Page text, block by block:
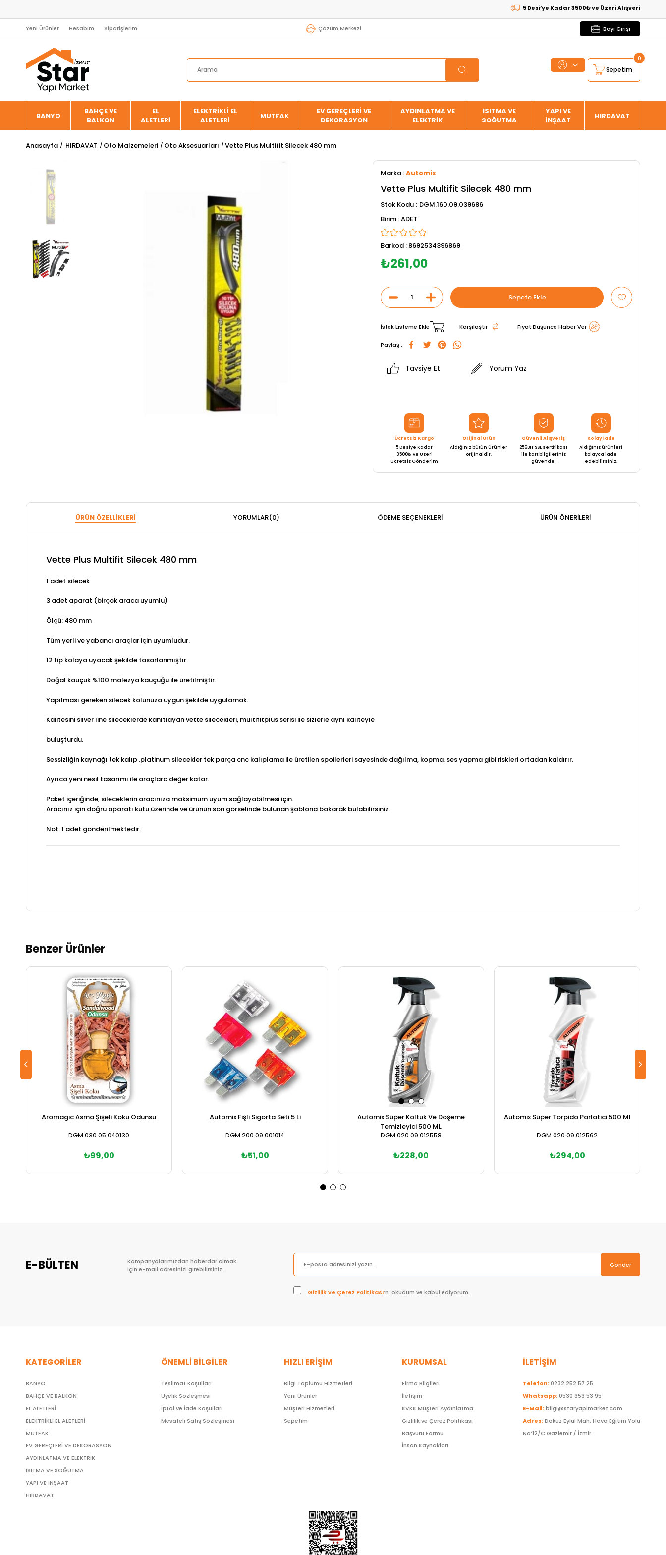
5 Desi’ye Kadar 3500₺ ve Üzeri AlışverişlerdeKARGO
Yeni Ürünler Hesabım Siparişlerim Çözüm Merkezi Bayi Girişi
Sepetim
0
BANYO
BAHÇE VE
BALKON
EL
ALETLERİ
ELEKTRİKLİ EL
ALETLERİ
MUTFAK
EV GEREÇLERİ VE
DEKORASYON
AYDINLATMA VE
ELEKTRİK
ISITMA VE
SOĞUTMA
YAPI VE
İNŞAAT
HIRDAVAT
Anasayfa HIRDAVAT Oto Malzemeleri Oto Aksesuarları Vette Plus Multifit Silecek 480 mm
Marka :Automix
Vette Plus Multifit Silecek 480 mm
Stok Kodu
DGM.160.09.039686
ADET
Barkod : 8692534396869
₺261,00
İstek Listeme Ekle Karşılaştır Fiyat Düşünce Haber Ver
Paylaş :
Tavsiye Et Yorum Yaz
Ücretsiz Kargo
5 Desiye Kadar
3500₺ ve Üzeri
Ücretsiz Gönderim
Orijinal Ürün
Aldığınız bütün ürünler
orijinaldir.
Güvenli Alışveriş
256BIT SSL sertifikası
ile kart bilgileriniz
güvende!
Kolay İade
Aldığınız ürünleri
kolayca iade
edebilirsiniz.
ÜRÜN ÖZELLIKLERI YORUMLAR(0) ÖDEME SEÇENEKLERI ÜRÜN ÖNERILERI
Vette Plus Multifit Silecek 480 mm
1 adet silecek
3 adet aparat (birçok araca uyumlu)
Ölçü: 480 mm
Tüm yerli ve yabancı araçlar için uyumludur.
12 tip kolaya uyacak şekilde tasarlanmıştır.
Doğal kauçuk %100 malezya kauçuğu ile üretilmiştir.
Yapılması gereken silecek kolunuza uygun şekilde uygulamak.
Kalitesini silver line sileceklerde kanıtlayan vette silecekleri, multifitplus serisi ile sizlerle aynı kaliteyle
buluşturdu.
Sessizliğin kaynağı tek kalıp .platinum silecekler tek parça cnc kalıplama ile üretilen spoilerleri sayesinde dağılma, kopma, ses yapma gibi riskleri ortadan kaldırır.
Ayrıca yeni nesil tasarımı ile araçlara değer katar.
Paket içeriğinde, sileceklerin aracınıza maksimum uyum sağlayabilmesi için.
Aracınız için doğru aparatı kutu üzerinde ve ürünün son görselinde bulunan şablona bakarak bulabilirsiniz.
Not: 1 adet gönderilmektedir.
Benzer Ürünler
Aromagic Asma Şişeli Koku Odunsu
DGM.030.05.040130
₺99,00
Automix Fişli Sigorta Seti 5 Li
DGM.200.09.001014
₺51,00
Automix Süper Koltuk Ve Döşeme
Temizleyici 500 ML
DGM.020.09.012558
₺228,00
Automix Süper Torpido Parlatici 500 Ml
DGM.020.09.012562
₺294,00
E-BÜLTEN
Kampanyalarımızdan haberdar olmak
için e-mail adresinizi girebilirsiniz.
Gönder
Gizlilik ve Çerez Politikası’nı okudum ve kabul ediyorum.
KATEGORİLER
BANYO
BAHÇE VE BALKON
EL ALETLERİ
ELEKTRİKLİ EL ALETLERİ
MUTFAK
EV GEREÇLERİ VE DEKORASYON
AYDINLATMA VE ELEKTRİK
ISITMA VE SOĞUTMA
YAPI VE İNŞAAT
HIRDAVAT
ÖNEMLİ BİLGİLER
Teslimat Koşulları
Üyelik Sözleşmesi
İptal ve İade Koşulları
Mesafeli Satış Sözleşmesi
HIZLI ERİŞİM
Bilgi Toplumu Hizmetleri
Yeni Ürünler
Müşteri Hizmetleri
Sepetim
KURUMSAL
Firma Bilgileri
İletişim
KVKK Müşteri Aydınlatma
Gizlilik ve Çerez Politikası
Başvuru Formu
İnsan Kaynakları
İLETİŞİM
Telefon:0232 252 57 25
Whatsapp:0530 353 53 95
E-Mail:bilgi@staryapimarket.com
Adres:Dokuz Eylül Mah. Hava Eğitim Yolu
No:12/C Gaziemir / İzmir